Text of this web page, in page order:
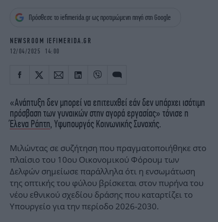
OSCARS
THE OCEAN
Πρόσθεσε το iefimerida.gr ως προτιμώμενη πηγή στη Google
NEWSROOM IEFIMERIDA.GR
12/04/2025 14:00
«Ανάπτυξη δεν μπορεί να επιτευχθεί εάν δεν υπάρχει ισότιμη
πρόσβαση των γυναικών στην αγορά εργασίας» τόνισε η
Έλενα Ράπτη, Υφυπουργός Κοινωνικής Συνοχής.
Μιλώντας σε συζήτηση που πραγματοποιήθηκε στο
πλαίσιο του 10ου Οικονομικού Φόρουμ των
Δελφών σημείωσε παράλληλα ότι η ενσωμάτωση
της οπτικής του φύλου βρίσκεται στον πυρήνα του
νέου εθνικού σχεδίου δράσης που καταρτίζει το
Υπουργείο για την περίοδο 2026-2030.